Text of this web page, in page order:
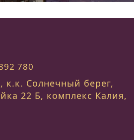
780
к.к. Солнечный берег,
22 Б, комплекс Калия,